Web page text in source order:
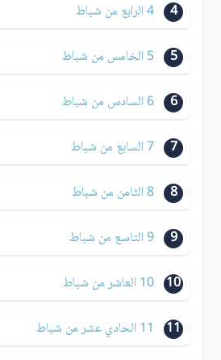
4 4 الرابع من شباط
5 5 الخامس من شباط
6 6 السادس من شباط
7 7 السابع من شباط
8 8 الثامن من شباط
9 9 التاسع من شباط
10 10 العاشر من شباط
11 11 الحادي عشر من شباط